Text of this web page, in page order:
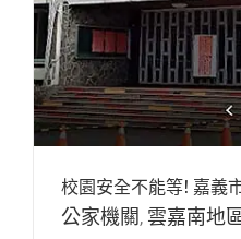
校園安全不能等! 嘉義
公家機關, 雲嘉南地